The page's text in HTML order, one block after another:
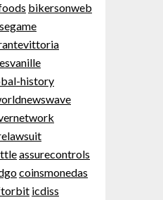
bikersonweb
history
assurecontrols
coinsmonedas
icdiss